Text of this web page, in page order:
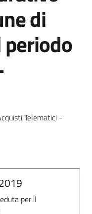
di
Telematici -
per il